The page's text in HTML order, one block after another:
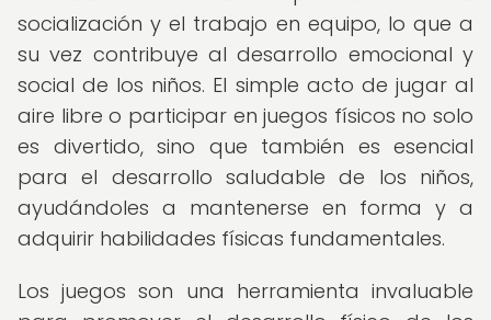
socialización y el trabajo en equipo, lo que a
su vez contribuye al desarrollo emocional y
social de los niños. El simple acto de jugar al
aire libre o participar en juegos físicos no solo
es divertido, sino que también es esencial
para el desarrollo saludable de los niños,
ayudándoles a mantenerse en forma y a
adquirir habilidades físicas fundamentales.
Los juegos son una herramienta invaluable